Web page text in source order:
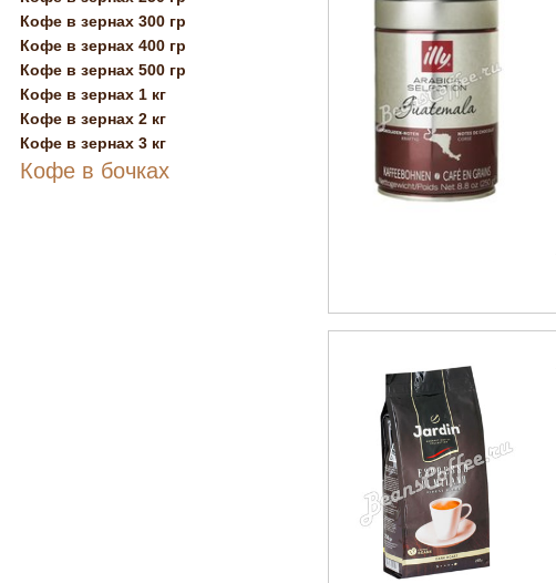
Кофе в зернах 300 гр
Кофе в зернах 400 гр
Кофе в зернах 500 гр
Кофе в зернах 1 кг
Кофе в зернах 2 кг
Кофе в зернах 3 кг
Кофе в бочках